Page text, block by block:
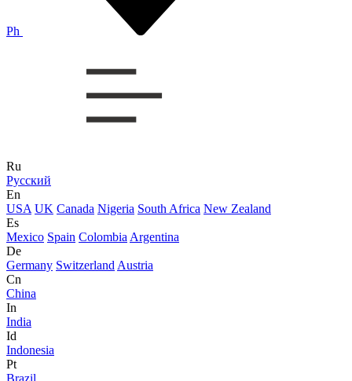
Ph
Ru
Русский
En
USA UK Canada Nigeria South Africa New Zealand
Es
Mexico Spain Colombia Argentina
De
Germany Switzerland Austria
Cn
China
In
India
Id
Indonesia
Pt
Brazil